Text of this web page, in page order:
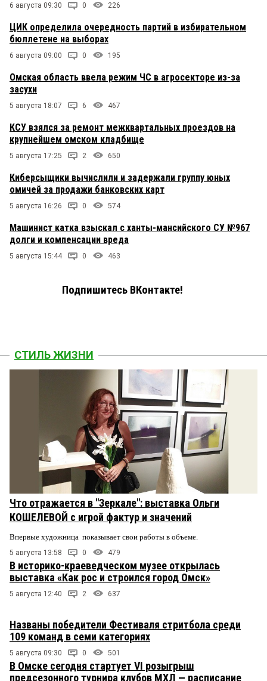
6 августа 09:30 0 226
ЦИК определила очередность партий в избирательном
бюллетене на выборах
6 августа 09:00 0 195
Омская область ввела режим ЧС в агросекторе из-за
засухи
5 августа 18:07 6 467
КСУ взялся за ремонт межквартальных проездов на
крупнейшем омском кладбище
5 августа 17:25 2 650
Киберсыщики вычислили и задержали группу юных
омичей за продажи банковских карт
5 августа 16:26 0 574
Машинист катка взыскал с ханты-мансийского СУ №967
долги и компенсации вреда
5 августа 15:44 0 463
Подпишитесь ВКонтакте!
СТИЛЬ ЖИЗНИ
Что отражается в "Зеркале": выставка Ольги
КОШЕЛЕВОЙ с игрой фактур и значений
Впервые художница показывает свои работы в объеме.
5 августа 13:58 0 479
В историко-краеведческом музее открылась
выставка «Как рос и строился город Омск»
5 августа 12:40 2 637
Названы победители Фестиваля стритбола среди
109 команд в семи категориях
5 августа 09:30 0 501
В Омске сегодня стартует VI розыгрыш
предсезонного турнира клубов МХЛ — расписание